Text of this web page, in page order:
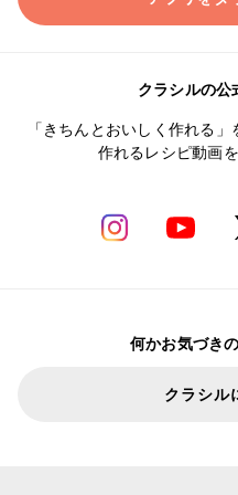
クラシルの公
「きちんとおいしく作れる
作れるレシピ動画
何かお気づき
クラシル